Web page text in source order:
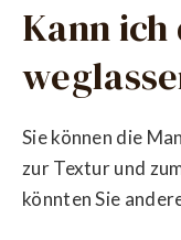
Kann ich
Sie können die
zur Textur und
könnten Sie